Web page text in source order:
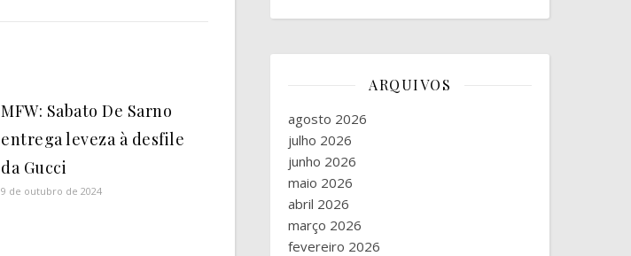
MFW: Sabato De Sarno
entrega leveza à desfile
da Gucci
9 de outubro de 2024
ARQUIVOS
agosto 2026
julho 2026
junho 2026
maio 2026
abril 2026
março 2026
fevereiro 2026